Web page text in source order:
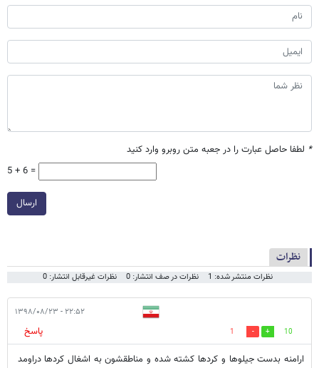
* لطفا حاصل عبارت را در جعبه متن روبرو وارد کنید
5 + 6 =
ارسال
نظرات
نظرات منتشر شده: 1 نظرات در صف انتشار: 0 نظرات غیرقابل انتشار: 0
۲۲:۵۲ - ۱۳۹۸/۰۸/۲۳
10
1
پاسخ
ارامنه بدست جیلوها و کردها کشته شده و مناطقشون به اشغال کردها دراومد